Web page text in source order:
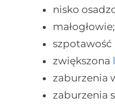
nisko
małogłowie;
szpotawość
zwiększona
zaburzenia
zaburzenia